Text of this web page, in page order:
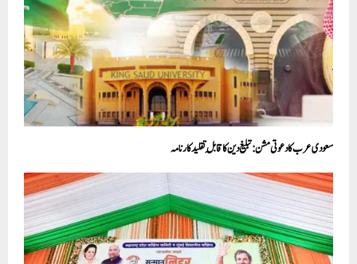
سعودی عرب کا دعوتی مشن: تبلیغ دین کا قابلِ تقلید کارنامہ